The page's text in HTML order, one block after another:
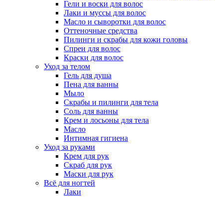
Гели и воски для волос
Лаки и муссы для волос
Масло и сыворотки для волос
Оттеночные средства
Пилинги и скрабы для кожи головы
Спреи для волос
Краски для волос
Уход за телом
Гель для душа
Пена для ванны
Мыло
Скрабы и пилинги для тела
Соль для ванны
Крем и лосьоны для тела
Масло
Интимная гигиена
Уход за руками
Крем для рук
Скраб для рук
Маски для рук
Всё для ногтей
Лаки